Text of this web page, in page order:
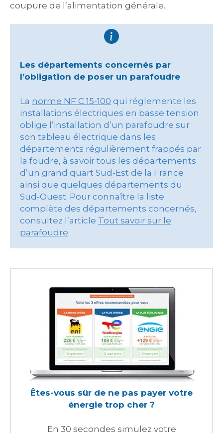
coupure de l’alimentation générale.
Les départements concernés par
l’obligation de poser un parafoudre
La norme NF C 15-100 qui réglemente les
installations électriques en basse tension
oblige l’installation d’un parafoudre sur
son tableau électrique dans les
départements régulièrement frappés par
la foudre, à savoir tous les départements
d’un grand quart Sud-Est de la France
ainsi que quelques départements du
Sud-Ouest. Pour connaître la liste
complète des départements concernés,
consultez l’article Tout savoir sur le
parafoudre.
Êtes-vous sûr de ne pas payer votre
énergie trop cher ?
En 30 secondes simulez votre